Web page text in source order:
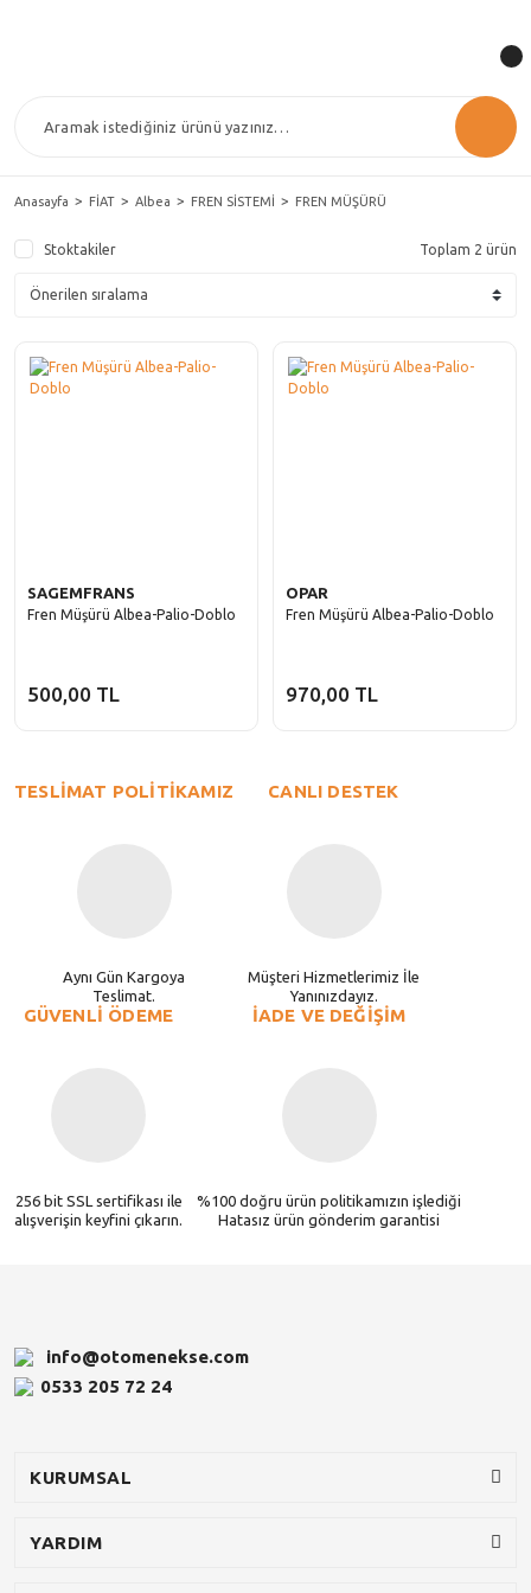
Anasayfa FİAT Albea FREN SİSTEMİ FREN MÜŞÜRÜ
Stoktakiler Toplam 2 ürün
SAGEMFRANS
Fren Müşürü Albea-Palio-Doblo
500,00 TL
OPAR
Fren Müşürü Albea-Palio-Doblo
970,00 TL
TESLİMAT POLİTİKAMIZ
Aynı Gün Kargoya
Teslimat.
CANLI DESTEK
Müşteri Hizmetlerimiz İle
Yanınızdayız.
GÜVENLİ ÖDEME
256 bit SSL sertifikası ile
alışverişin keyfini çıkarın.
İADE VE DEĞİŞİM
%100 doğru ürün politikamızın işlediği
Hatasız ürün gönderim garantisi
info@otomenekse.com
0533 205 72 24
KURUMSAL
YARDIM